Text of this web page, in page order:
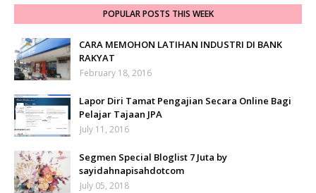
POPULAR POSTS THIS WEEK
CARA MEMOHON LATIHAN INDUSTRI DI BANK
RAKYAT
February 18, 2016
Lapor Diri Tamat Pengajian Secara Online Bagi
Pelajar Tajaan JPA
July 11, 2016
Segmen Special Bloglist 7 Juta by
sayidahnapisahdotcom
July 05, 2018